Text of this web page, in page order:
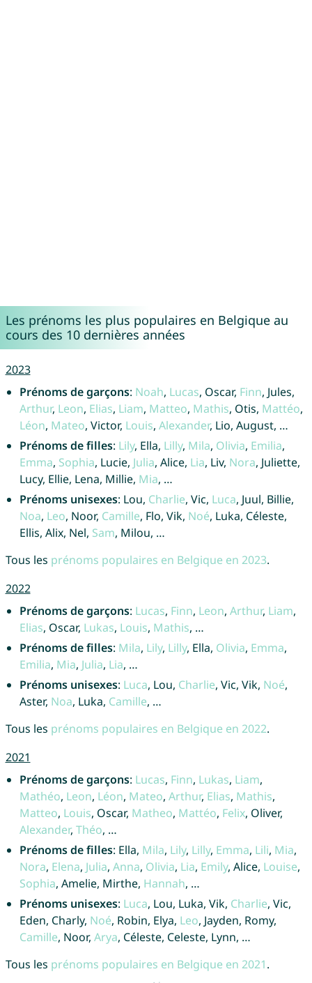
Les prénoms les plus populaires en Belgique au
cours des 10 dernières années
2023
Prénoms de garçons: Noah, Lucas, Oscar, Finn, Jules,
Arthur, Leon, Elias, Liam, Matteo, Mathis, Otis, Mattéo,
Léon, Mateo, Victor, Louis, Alexander, Lio, August, …
Prénoms de filles: Lily, Ella, Lilly, Mila, Olivia, Emilia,
Emma, Sophia, Lucie, Julia, Alice, Lia, Liv, Nora, Juliette,
Lucy, Ellie, Lena, Millie, Mia, …
Prénoms unisexes: Lou, Charlie, Vic, Luca, Juul, Billie,
Noa, Leo, Noor, Camille, Flo, Vik, Noé, Luka, Céleste,
Ellis, Alix, Nel, Sam, Milou, …
Tous les prénoms populaires en Belgique en 2023.
2022
Prénoms de garçons: Lucas, Finn, Leon, Arthur, Liam,
Elias, Oscar, Lukas, Louis, Mathis, …
Prénoms de filles: Mila, Lily, Lilly, Ella, Olivia, Emma,
Emilia, Mia, Julia, Lia, …
Prénoms unisexes: Luca, Lou, Charlie, Vic, Vik, Noé,
Aster, Noa, Luka, Camille, …
Tous les prénoms populaires en Belgique en 2022.
2021
Prénoms de garçons: Lucas, Finn, Lukas, Liam,
Mathéo, Leon, Léon, Mateo, Arthur, Elias, Mathis,
Matteo, Louis, Oscar, Matheo, Mattéo, Felix, Oliver,
Alexander, Théo, …
Prénoms de filles: Ella, Mila, Lily, Lilly, Emma, Lili, Mia,
Nora, Elena, Julia, Anna, Olivia, Lia, Emily, Alice, Louise,
Sophia, Amelie, Mirthe, Hannah, …
Prénoms unisexes: Luca, Lou, Luka, Vik, Charlie, Vic,
Eden, Charly, Noé, Robin, Elya, Leo, Jayden, Romy,
Camille, Noor, Arya, Céleste, Celeste, Lynn, …
Tous les prénoms populaires en Belgique en 2021.